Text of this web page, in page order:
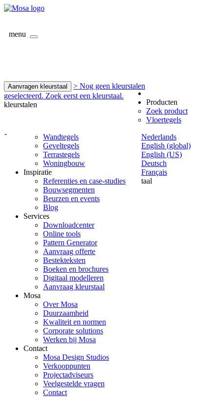
menu
Aanvragen kleurstaal
> Nog geen kleurstalen
geselecteerd. Zoek eerst een kleurstaal.
kleurstalen
-
Nederlands
English (global)
English (US)
Deutsch
Français
taal
Producten
Zoek product
Vloertegels
Wandtegels
Geveltegels
Terrastegels
Woningbouw
Inspiratie
Referenties en case-studies
Bouwsegmenten
Beurzen en events
Blog
Services
Downloadcenter
Online tools
Pattern Generator
Aanvraag offerte
Bestekteksten
Boeken en brochures
Digitaal modelleren
Aanvraag kleurstaal
Mosa
Over Mosa
Duurzaamheid
Kwaliteit en normen
Corporate solutions
Werken bij Mosa
Contact
Mosa Design Studios
Verkooppunten
Projectadviseurs
Veelgestelde vragen
Contact